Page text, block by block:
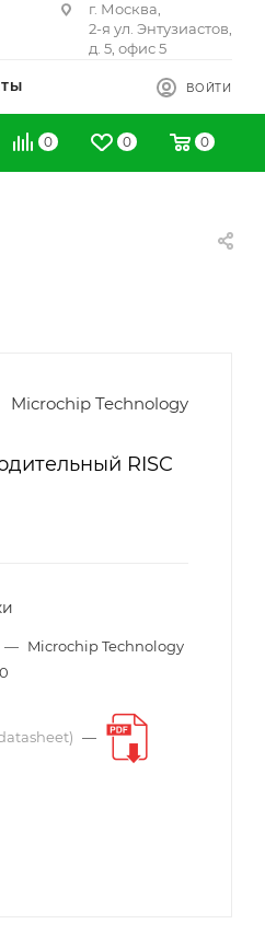
г. Москва,
2-я ул. Энтузиастов,
д. 5, офис 5
ВОЙТИ
0 0 0
Microchip Technology
RISC
— Microchip Technology
—